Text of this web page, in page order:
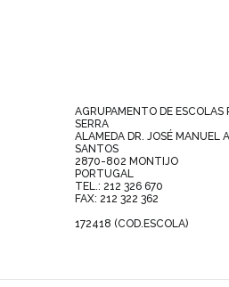
AGRUPAMENTO DE ESCOLAS
SERRA
ALAMEDA DR. JOSÉ MANUEL
SANTOS
2870-802 MONTIJO
PORTUGAL
TEL.: 212 326 670
FAX: 212 322 362
172418 (COD.ESCOLA)